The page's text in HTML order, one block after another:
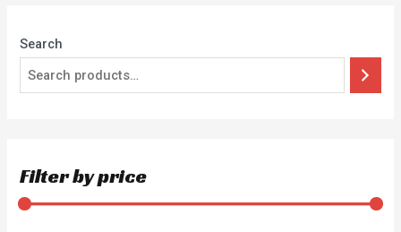
Search
Filter by price